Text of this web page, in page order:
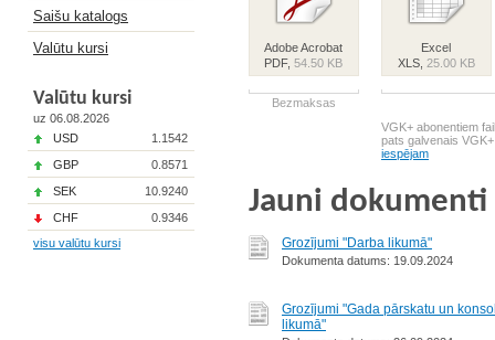
Saišu katalogs
Valūtu kursi
Valūtu kursi
uz 06.08.2026
USD
1.1542
GBP
0.8571
SEK
10.9240
CHF
0.9346
visu valūtu kursi
Adobe Acrobat
PDF,54.50 KB
Bezmaksas
Excel
XLS, 25.00 KB
VGK+ abonentiem
pats galvenais
iespējam
Jauni dokumenti
Grozījumi "Darba likumā"
Dokumenta datums: 19.09.2024
Grozījumi "Gada pārskatu un
likumā"